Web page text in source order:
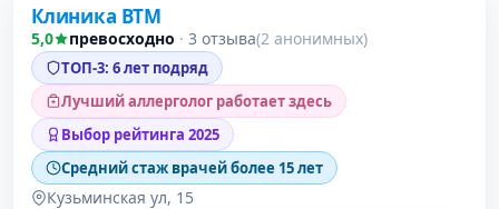
Клиника ВТМ
5,0 превосходно · 3 отзыва(2 анонимных)
ТОП-3: 6 лет подряд
Лучший аллерголог работает здесь
Выбор рейтинга 2025
Средний стаж врачей более 15 лет
Кузьминская ул, 15